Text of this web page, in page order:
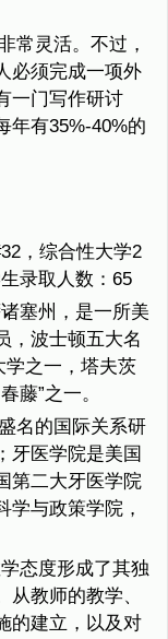
常灵活。不过，
必须完成一项外
一门写作研讨
年有35%-40%的
，综合性大学2
录取人数：65
塞州，是一所美
，波士顿五大名
学之一，塔夫茨
藤”之一。
名的国际关系研
牙医学院是美国
第二大牙医学院
学与政策学院，
态度形成了其独
教师的教学、
的建立，以及对